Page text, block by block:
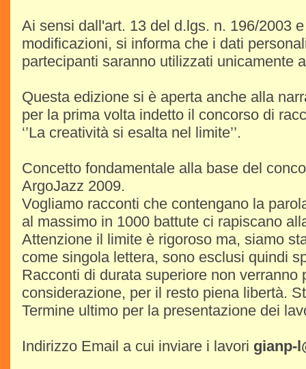
Ai sensi dall'art. 13 del d.lgs. n. 196/2003
modificazioni, si informa che i dati
partecipanti saranno utilizzati unicamente
Questa edizione si è aperta anche alla
per la prima volta indetto il concorso di
‘’La creatività si esalta nel limite’’.
Concetto fondamentale alla base del
ArgoJazz 2009.
Vogliamo racconti che contengano la parola
al massimo in 1000 battute ci rapiscano
Attenzione il limite è rigoroso ma, siamo
come singola lettera, sono esclusi quindi
Racconti di durata superiore non verranno
considerazione, per il resto piena libertà.
Termine ultimo per la presentazione dei
Indirizzo Email a cui inviare i lavori gianp-